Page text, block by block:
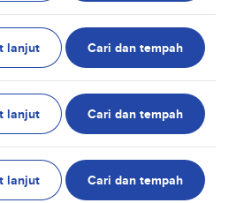
lanjut Cari dan tempah
lanjut Cari dan tempah
lanjut Cari dan tempah